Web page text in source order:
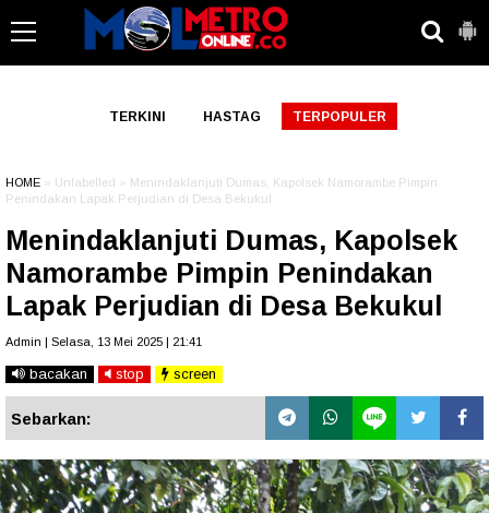
TERKINI HASTAG TERPOPULER
HOME » Unlabelled » Menindaklanjuti Dumas, Kapolsek Namorambe Pimpin
Penindakan Lapak Perjudian di Desa Bekukul
Menindaklanjuti Dumas, Kapolsek
Namorambe Pimpin Penindakan
Lapak Perjudian di Desa Bekukul
Admin | Selasa, 13 Mei 2025 | 21:41
bacakan stop screen
Sebarkan: